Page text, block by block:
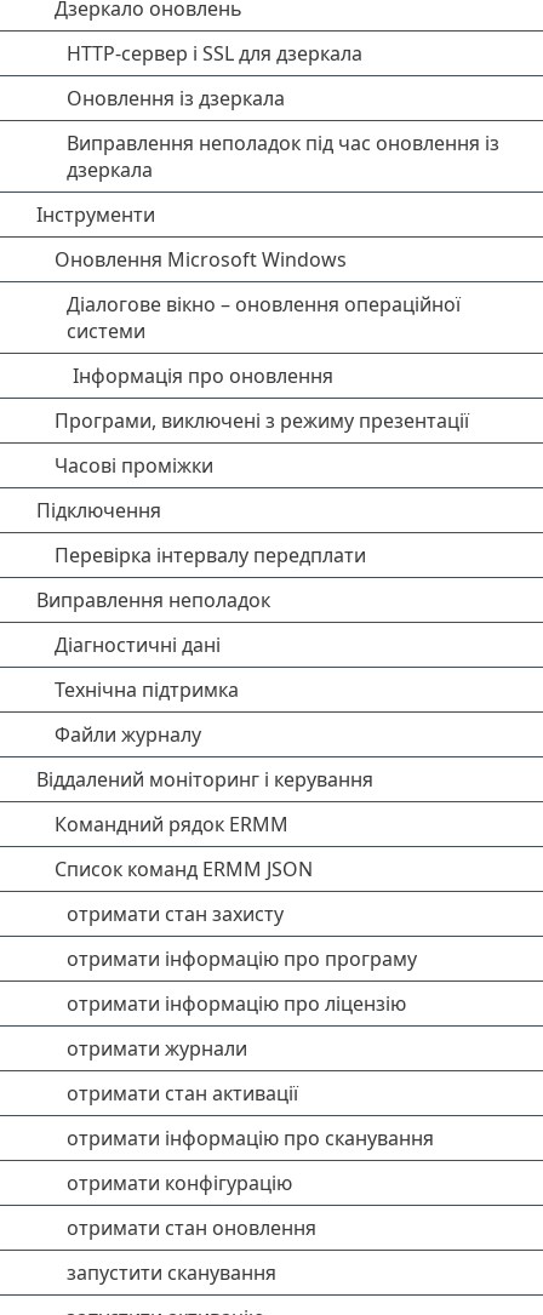
Дзеркало оновлень
HTTP-сервер і SSL для дзеркала
Оновлення із дзеркала
Виправлення неполадок під час оновлення із
дзеркала
Інструменти
Оновлення Microsoft Windows
Діалогове вікно – оновлення операційної
системи
Інформація про оновлення
Програми, виключені з режиму презентації
Часові проміжки
Підключення
Перевірка інтервалу передплати
Виправлення неполадок
Діагностичні дані
Технічна підтримка
Файли журналу
Віддалений моніторинг і керування
Командний рядок ERMM
Список команд ERMM JSON
отримати стан захисту
отримати інформацію про програму
отримати інформацію про ліцензію
отримати журнали
отримати стан активації
отримати інформацію про сканування
отримати конфігурацію
отримати стан оновлення
запустити сканування